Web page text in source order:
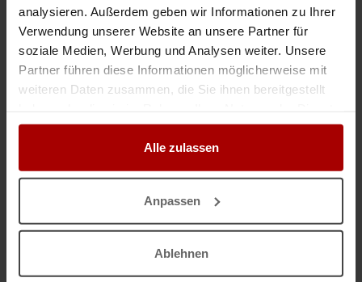
analysieren. Außerdem geben wir Informationen zu Ihrer
Verwendung unserer Website an unsere Partner für
soziale Medien, Werbung und Analysen weiter. Unsere
Partner führen diese Informationen möglicherweise mit
weiteren Daten zusammen, die Sie ihnen bereitgestellt
gesammelt haben.
Alle zulassen
Anpassen
Ablehnen
Gesuchin 30159, Hannover 22.07.2026
Gebäudereinigung
Sehr geehrte Damen und Herren, wir bieten Ihnen verlässliche
Markt zu unserem Ungarischen Schokoladen. Wir sind ein ungarischer